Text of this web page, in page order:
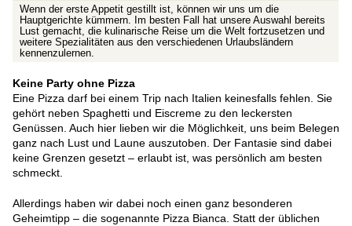
Wenn der erste Appetit gestillt ist, können wir uns um die
Hauptgerichte kümmern. Im besten Fall hat unsere Auswahl bereits
Lust gemacht, die kulinarische Reise um die Welt fortzusetzen und
weitere Spezialitäten aus den verschiedenen Urlaubsländern
kennenzulernen.
Keine Party ohne Pizza
Eine Pizza darf bei einem Trip nach Italien keinesfalls fehlen. Sie
gehört neben Spaghetti und Eiscreme zu den leckersten
Genüssen. Auch hier lieben wir die Möglichkeit, uns beim Belegen
ganz nach Lust und Laune auszutoben. Der Fantasie sind dabei
keine Grenzen gesetzt – erlaubt ist, was persönlich am besten
schmeckt.
Allerdings haben wir dabei noch einen ganz besonderen
Geheimtipp – die sogenannte Pizza Bianca. Statt der üblichen